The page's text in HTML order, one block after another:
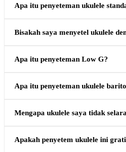
Apa itu penyeteman ukulele
Bisakah saya menyetel ukulele
Apa itu penyeteman Low G?
Apa itu penyeteman ukulele
Mengapa ukulele saya tidak
Apakah penyetem ukulele ini